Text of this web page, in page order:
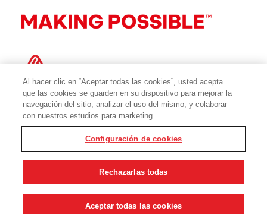
© 2026 Avery Dennison Corporation
Al hacer clic en “Aceptar todas las cookies”, usted acepta
que las cookies se guarden en su dispositivo para mejorar la
navegación del sitio, analizar el uso del mismo, y colaborar
con nuestros estudios para marketing.
Configuración de cookies
Rechazarlas todas
Aceptar todas las cookies